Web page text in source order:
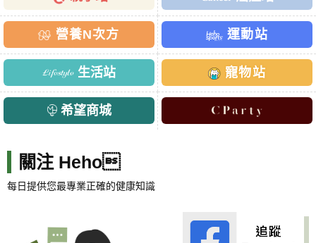
營養N次方 運動站
生活站 寵物站
希望商城
關注 Heho
每日提供您最專業正確的健康知識